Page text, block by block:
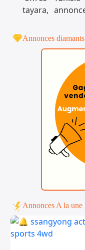
Annonces diamants
Annonces A la une